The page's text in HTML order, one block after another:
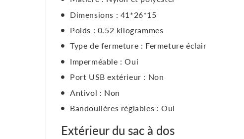
Dimensions : 41*26*15
Poids : 0.52 kilogrammes
Type de fermeture : Fermeture éclair
Imperméable : Oui
Port USB extérieur : Non
Antivol : Non
Bandoulières réglables : Oui
Extérieur du sac à dos